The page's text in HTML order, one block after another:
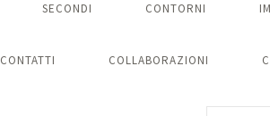
SECONDI CONTORNI
CONTATTI COLLABORAZIONI